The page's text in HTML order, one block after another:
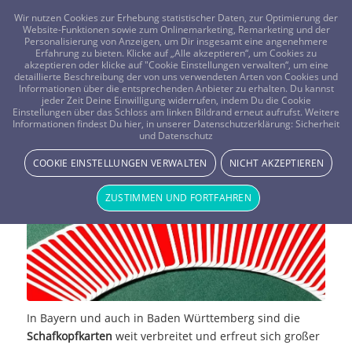
FRAGEN? KOSTENLOS ANRUFEN: 0800-8478266
Die Schafkopfkarten
In Bayern und auch in Baden Württemberg sind die
Schafkopfkarten weit verbreitet und erfreut sich großer
Wir nutzen Cookies zur Erhebung statistischer Daten, zur Optimierung der
Website-Funktionen sowie zum Onlinemarketing, Remarketing und der
Personalisierung von Anzeigen, um Dir insgesamt eine angenehmere
Erfahrung zu bieten. Klicke auf „Alle akzeptieren“, um Cookies zu
akzeptieren oder klicke auf "Cookie Einstellungen verwalten“, um eine
detaillierte Beschreibung der von uns verwendeten Arten von Cookies und
Informationen über die entsprechenden Anbieter zu erhalten. Du kannst
jeder Zeit Deine Einwilligung widerrufen, indem Du die Cookie
Einstellungen über das Schloss am linken Bildrand erneut aufrufst. Weitere
Informationen findest Du hier, in unserer Datenschutzerklärung: Sicherheit
und Datenschutz
COOKIE EINSTELLUNGEN VERWALTEN NICHT AKZEPTIEREN
ZUSTIMMEN UND FORTFAHREN